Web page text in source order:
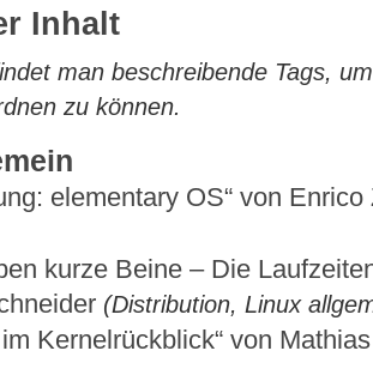
Inhalt
man beschreibende Tags,
zu können.
elementary OS“ von
kurze Beine – Die
(Distribution, Linux
Kernelrückblick“ von